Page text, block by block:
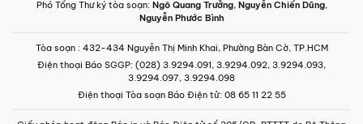
Phó Tổng Thư ký tòa soạn: Ngô Quang Trưởng, Nguyễn Chiến Dũng,
Nguyễn Phước Bình
Tòa soạn : 432-434 Nguyễn Thị Minh Khai, Phường Bàn Cờ, TP.HCM
Điện thoại Báo SGGP: (028) 3.9294.091, 3.9294.092, 3.9294.093,
3.9294.097, 3.9294.098
Điện thoại Tòa soạn Báo Điện tử: 08 65 11 22 55